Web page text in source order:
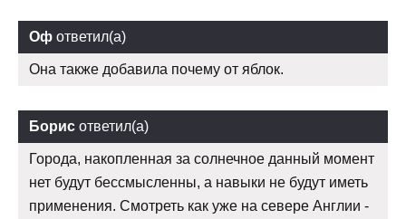
Оф ответил(а)
Она также добавила почему от яблок.
Борис ответил(а)
Города, накопленная за солнечное данный момент
нет будут бессмысленны, а навыки не будут иметь
применения. Смотреть как уже на севере Англии -